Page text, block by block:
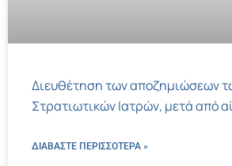
Διευθέτηση των αποζημιώσεων
Στρατιωτικών Ιατρών, μετά από
ΔΙΑΒΑΣΤΕ ΠΕΡΙΣΣΌΤΕΡΑ »